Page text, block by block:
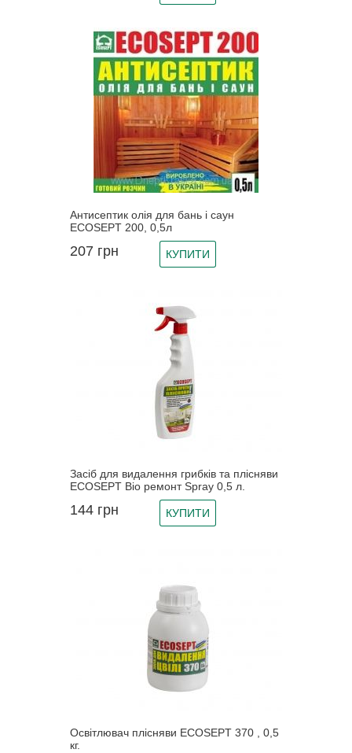
Антисептик олія для бань і саун
ECOSEPT 200, 0,5л
207 грн КУПИТИ
Засіб для видалення грибків та плісняви
ECOSEPT Bio ремонт Spray 0,5 л.
144 грн КУПИТИ
Освітлювач плісняви ECOSEPT 370 , 0,5
кг.